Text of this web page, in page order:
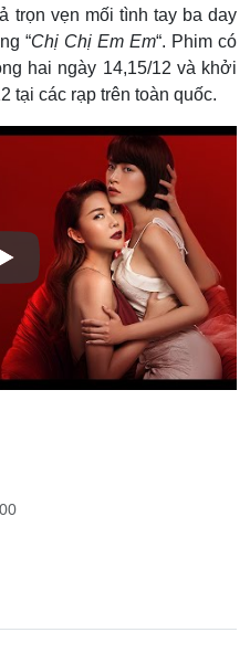
trọn vẹn mối tình tay ba day
“Chị Chị Em Em“. Phim có
hai ngày 14,15/12 và khởi
tại các rạp trên toàn quốc.